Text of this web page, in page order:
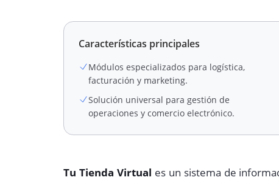
Características principales
Módulos especializados para logística,
facturación y marketing.
Solución universal para gestión de
operaciones y comercio electrónico.
Tu Tienda Virtual es un sistema de